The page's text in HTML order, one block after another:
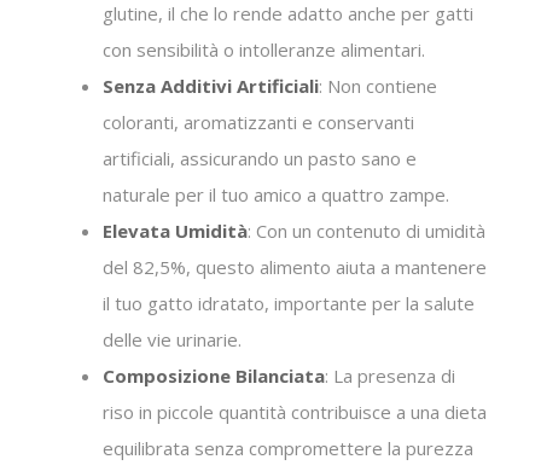
glutine, il che lo rende adatto anche per gatti
con sensibilità o intolleranze alimentari.
Senza Additivi Artificiali: Non contiene
coloranti, aromatizzanti e conservanti
artificiali, assicurando un pasto sano e
naturale per il tuo amico a quattro zampe.
Elevata Umidità: Con un contenuto di umidità
del 82,5%, questo alimento aiuta a mantenere
il tuo gatto idratato, importante per la salute
delle vie urinarie.
Composizione Bilanciata: La presenza di
riso in piccole quantità contribuisce a una dieta
equilibrata senza compromettere la purezza